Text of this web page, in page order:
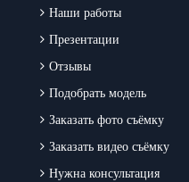
Наши работы
Презентации
Отзывы
Подобрать модель
Заказать фото съёмку
Заказать видео съёмку
Нужна консультация